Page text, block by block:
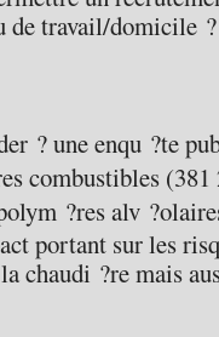
de travail/domicile
? une enqu ?te
combustibles (381
?res alv
portant sur les
chaudi ?re mais